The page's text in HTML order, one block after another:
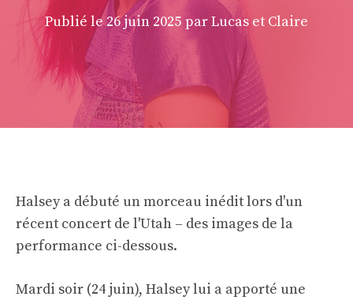
Publié le26 juin 2025 par Lucas et Claire
Halsey a débuté un morceau inédit lors d'un
récent concert de l'Utah – des images de la
performance ci-dessous.
Mardi soir (24 juin), Halsey lui a apporté une